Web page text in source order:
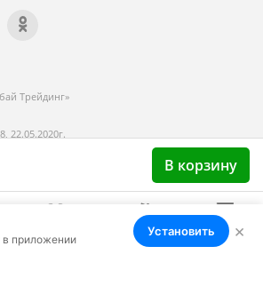
Избранное Сравнение Войти
В корзину
Трейдинг»
22.05.2020г.
местных исполнительных и
приложении
Установить ×